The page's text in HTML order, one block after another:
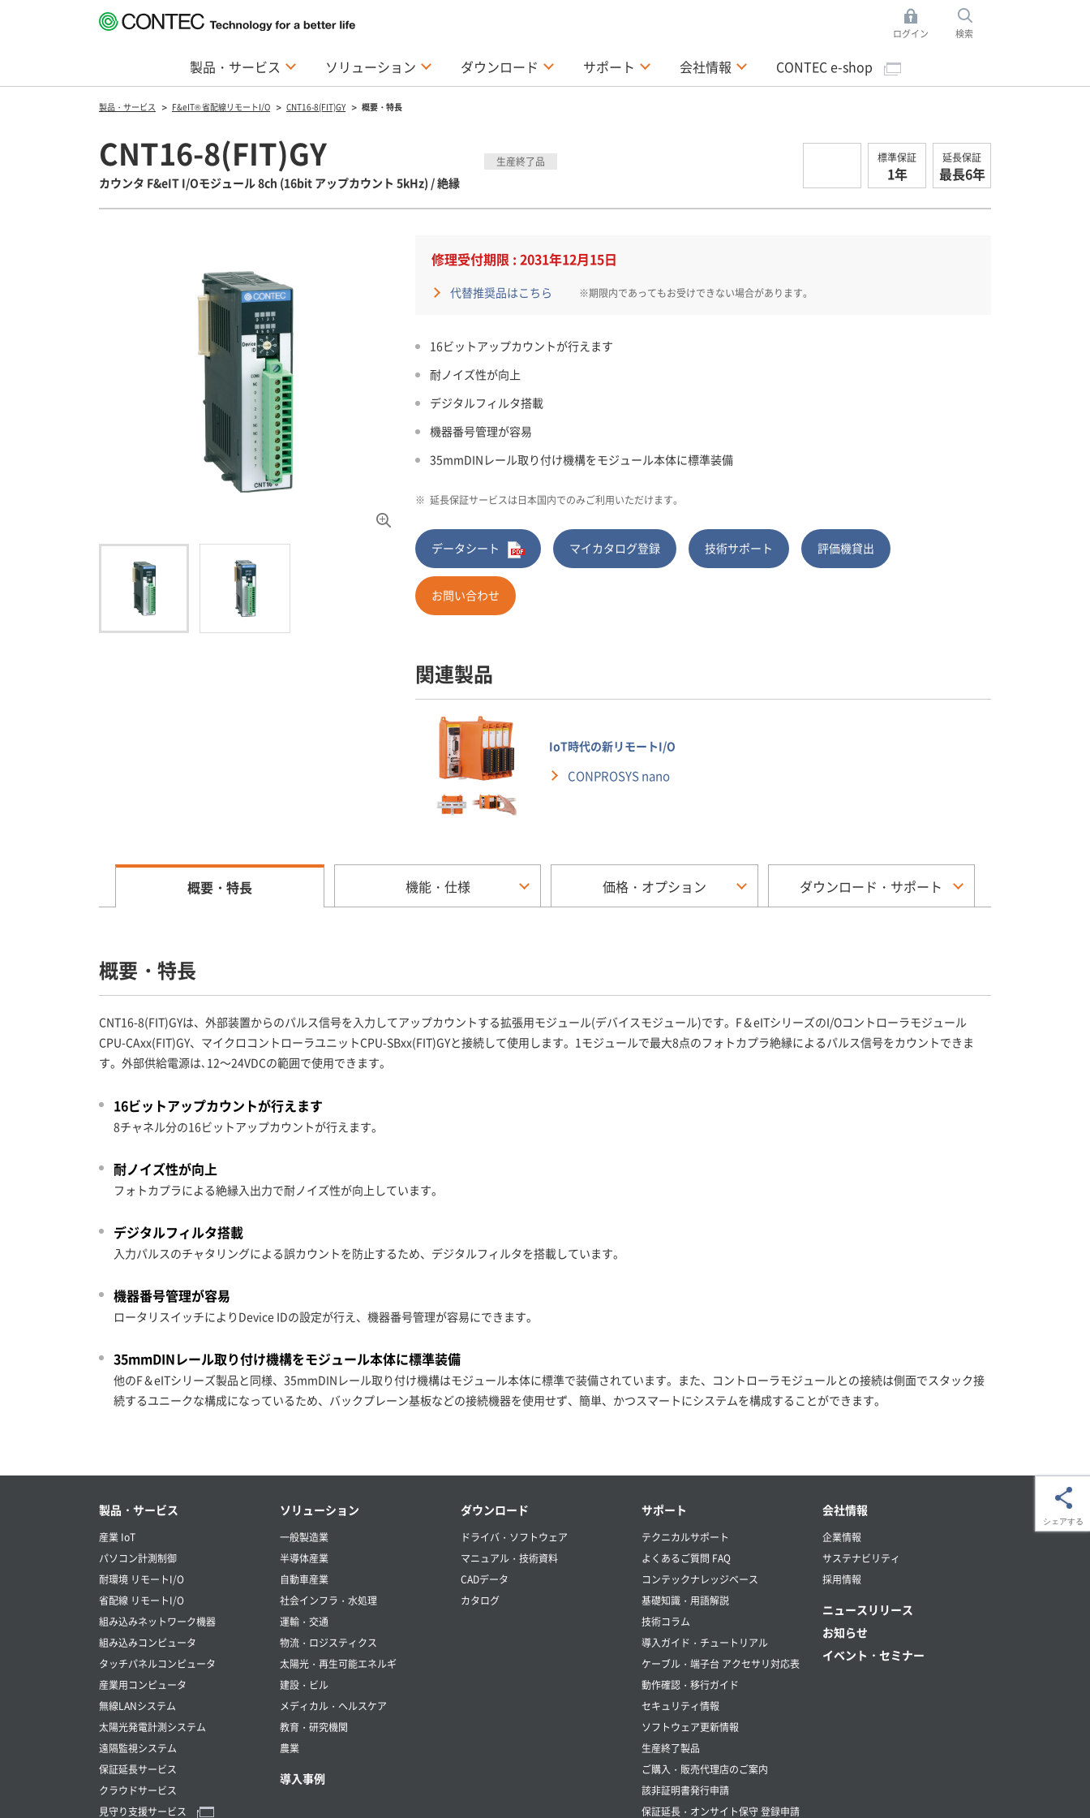
ログイン 検索
製品・サービス ソリューション ダウンロード サポート 会社情報 CONTEC e-shop
製品・サービス F&eIT® 省配線リモートI/O CNT16-8(FIT)GY 概要・特長
CNT16-8(FIT)GY
カウンタ F&eIT I/Oモジュール 8ch (16bit アップカウント 5kHz) / 絶縁
生産終了品 標準保証
1年
延長保証
最長6年
修理受付期限 : 2031年12月15日
代替推奨品はこちら ※期限内であってもお受けできない場合があります。
16ビットアップカウントが行えます
耐ノイズ性が向上
デジタルフィルタ搭載
機器番号管理が容易
35mmDINレール取り付け機構をモジュール本体に標準装備
※ 延長保証サービスは日本国内でのみご利用いただけます。
データシート マイカタログ登録 技術サポート 評価機貸出
お問い合わせ
関連製品
IoT時代の新リモートI/O
CONPROSYS nano
概要・特長 機能・仕様 価格・オプション ダウンロード・サポート
概要・特長
CNT16-8(FIT)GYは、外部装置からのパルス信号を入力してアップカウントする拡張用モジュール(デバイスモジュール)です。F＆eITシリーズのI/Oコントローラモジュール
CPU-CAxx(FIT)GY、マイクロコントローラユニットCPU-SBxx(FIT)GYと接続して使用します。1モジュールで最大8点のフォトカプラ絶縁によるパルス信号をカウントできま
す。外部供給電源は､12～24VDCの範囲で使用できます。
16ビットアップカウントが行えます
8チャネル分の16ビットアップカウントが行えます。
耐ノイズ性が向上
フォトカプラによる絶縁入出力で耐ノイズ性が向上しています。
デジタルフィルタ搭載
入力パルスのチャタリングによる誤カウントを防止するため、デジタルフィルタを搭載しています。
機器番号管理が容易
ロータリスイッチによりDevice IDの設定が行え、機器番号管理が容易にできます。
35mmDINレール取り付け機構をモジュール本体に標準装備
他のF＆eITシリーズ製品と同様、35mmDINレール取り付け機構はモジュール本体に標準で装備されています。また、コントローラモジュールとの接続は側面でスタック接
続するユニークな構成になっているため、バックプレーン基板などの接続機器を使用せず、簡単、かつスマートにシステムを構成することができます。
シェアする
製品・サービス
産業 IoT
パソコン計測制御
耐環境 リモートI/O
省配線 リモートI/O
組み込みネットワーク機器
組み込みコンピュータ
タッチパネルコンピュータ
産業用コンピュータ
無線LANシステム
太陽光発電計測システム
遠隔監視システム
保証延長サービス
クラウドサービス
見守り支援サービス
ソリューション
一般製造業
半導体産業
自動車産業
社会インフラ・水処理
運輸・交通
物流・ロジスティクス
太陽光・再生可能エネルギ
建設・ビル
メディカル・ヘルスケア
教育・研究機関
農業
導入事例
ダウンロード
ドライバ・ソフトウェア
マニュアル・技術資料
CADデータ
カタログ
サポート
テクニカルサポート
よくあるご質問 FAQ
コンテックナレッジベース
基礎知識・用語解説
技術コラム
導入ガイド・チュートリアル
ケーブル・端子台 アクセサリ対応表
動作確認・移行ガイド
セキュリティ情報
ソフトウェア更新情報
生産終了製品
ご購入・販売代理店のご案内
該非証明書発行申請
保証延長・オンサイト保守 登録申請
会社情報
企業情報
サステナビリティ
採用情報
ニュースリリース
お知らせ
イベント・セミナー